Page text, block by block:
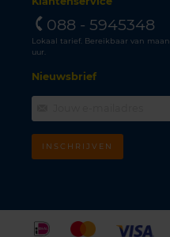
088 - 5945348
Lokaal tarief. Bereikbaar van
uur.
Nieuwsbrief
INSCHRIJVEN